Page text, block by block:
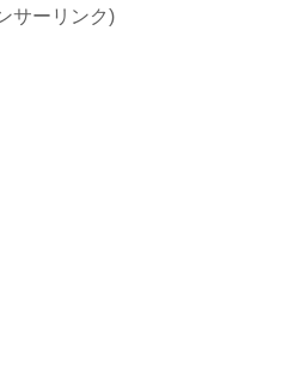
サーリンク)